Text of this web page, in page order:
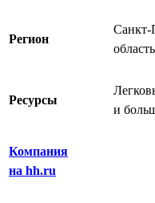
Регион
Санкт-
область
Ресурсы
и
Компания
на hh.ru